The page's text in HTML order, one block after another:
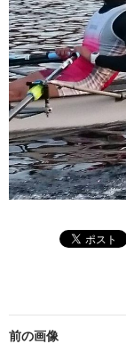
前の画像